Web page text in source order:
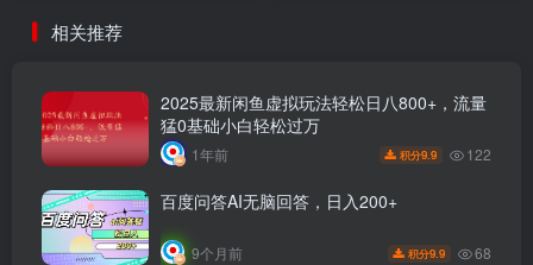
相关推荐
2025最新闲鱼虚拟玩法轻松日八800+，流量
猛0基础小白轻松过万
1年前 积分9.9 122
百度问答AI无脑回答，日入200+
9个月前 积分9.9 68